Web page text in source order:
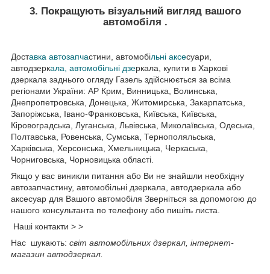
3. Покращують візуальний вигляд вашого
автомобіля .
Доставка автозапчастини, автомобільні аксесуари,
автодзеркала, автомобільні дзеркала, купити в Харкові
дзеркала заднього огляду Газель здійснюється за всіма
регіонами України: АР Крим, Винницька, Волинська,
Днепропетровська, Донецька, Житомирська, Закарпатська,
Запоріжська, Івано-Франковська, Київська, Київська,
Кіровоградська, Луганська, Львівська, Миколаївська, Одеська,
Полтавська, Ровенська, Сумська, Тернополяльська,
Харківська, Херсонська, Хмельницька, Черкаська,
Чорниговська, Чорновицька області.
Якщо у вас виникли питання або Ви не знайшли необхідну
автозапчастину, автомобільні дзеркала, автодзеркала або
аксесуар для Вашого автомобіля Зверніться за допомогою до
нашого консультанта по телефону або пишіть листа.
Наші контакти > >
Нас шукають: світ автомобільних дзеркал, інтернет-
магазин автодзеркал.